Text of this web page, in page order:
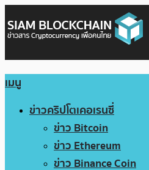
เมนู
ข่าวคริปโตเคอเรนซี่
ข่าว Bitcoin
ข่าว Ethereum
ข่าว Binance Coin